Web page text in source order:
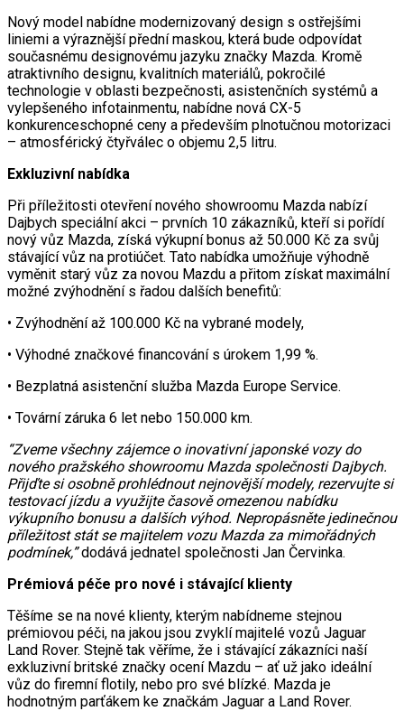
Nový model nabídne modernizovaný design s ostřejšími
liniemi a výraznější přední maskou, která bude odpovídat
současnému designovému jazyku značky Mazda. Kromě
atraktivního designu, kvalitních materiálů, pokročilé
technologie v oblasti bezpečnosti, asistenčních systémů a
vylepšeného infotainmentu, nabídne nová CX-5
konkurenceschopné ceny a především plnotučnou motorizaci
– atmosférický čtyřválec o objemu 2,5 litru.
Exkluzivní nabídka
Při příležitosti otevření nového showroomu Mazda nabízí
Dajbych speciální akci – prvních 10 zákazníků, kteří si pořídí
nový vůz Mazda, získá výkupní bonus až 50.000 Kč za svůj
stávající vůz na protiúčet. Tato nabídka umožňuje výhodně
vyměnit starý vůz za novou Mazdu a přitom získat maximální
možné zvýhodnění s řadou dalších benefitů:
• Zvýhodnění až 100.000 Kč na vybrané modely,
• Výhodné značkové financování s úrokem 1,99 %.
• Bezplatná asistenční služba Mazda Europe Service.
• Tovární záruka 6 let nebo 150.000 km.
“Zveme všechny zájemce o inovativní japonské vozy do
nového pražského showroomu Mazda společnosti Dajbych.
Přijďte si osobně prohlédnout nejnovější modely, rezervujte si
testovací jízdu a využijte časově omezenou nabídku
výkupního bonusu a dalších výhod. Nepropásněte jedinečnou
příležitost stát se majitelem vozu Mazda za mimořádných
podmínek,”dodává jednatel společnosti Jan Červinka.
Prémiová péče pro nové i stávající klienty
Těšíme se na nové klienty, kterým nabídneme stejnou
prémiovou péči, na jakou jsou zvyklí majitelé vozů Jaguar
Land Rover. Stejně tak věříme, že i stávající zákazníci naší
exkluzivní britské značky ocení Mazdu – ať už jako ideální
vůz do firemní flotily, nebo pro své blízké. Mazda je
hodnotným parťákem ke značkám Jaguar a Land Rover.